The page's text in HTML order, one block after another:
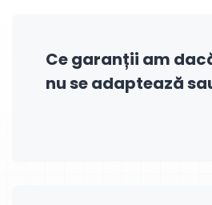
Ce garanții am
nu se adaptează